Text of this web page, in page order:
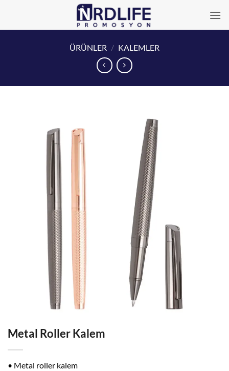
ÜRÜNLER / KALEMLER
Metal Roller Kalem
• Metal roller kalem